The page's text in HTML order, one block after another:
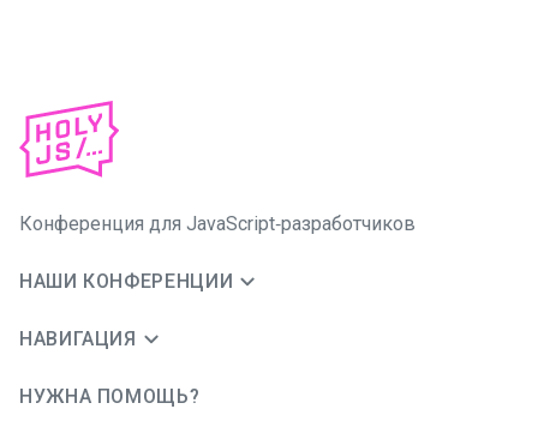
Конференция для JavaScript‑разработчиков
НАШИ КОНФЕРЕНЦИИ
НАВИГАЦИЯ
НУЖНА ПОМОЩЬ?